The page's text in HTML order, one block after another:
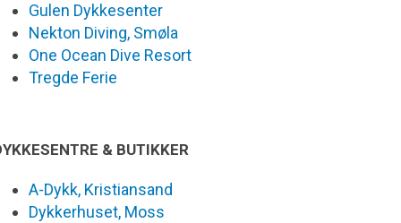
Gulen Dykkesenter
Nekton Diving, Smøla
One Ocean Dive Resort
Tregde Ferie
& BUTIKKER
A-Dykk, Kristiansand
Dykkerhuset, Moss